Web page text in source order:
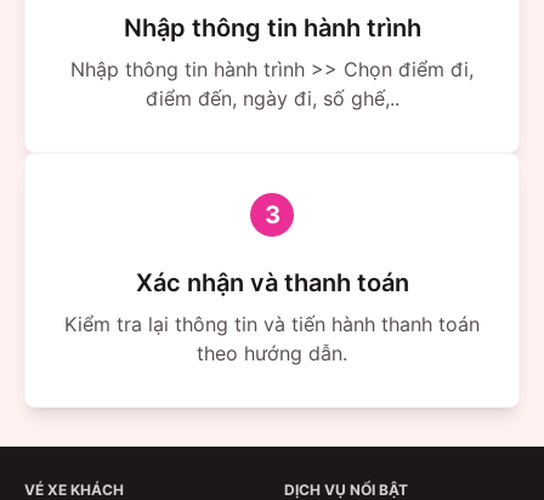
Nhập thông tin hành trình
Nhập thông tin hành trình >> Chọn điểm đi,
điểm đến, ngày đi, số ghế,..
3
Xác nhận và thanh toán
Kiểm tra lại thông tin và tiến hành thanh toán
theo hướng dẫn.
VÉ XE KHÁCH DỊCH VỤ NỔI BẬT